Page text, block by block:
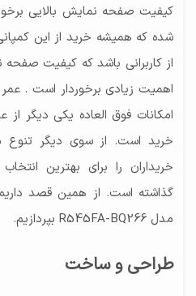
گیگابایت حافظه از نوع SSD
تا 2 گیگاهرتز
تعداد رشته (Thread)
2
کیفیت صفحه نمایش بالایی
شده که همیشه خرید از این
از کاربرانی باشد که کیفیت
اهمیت زیادی برخوردار است . عمر
امکانات فوق العاده یکی دیگر
خرید است. از سوی دیگر
خریداران را برای بهترین
گذاشته است. از همین قصد
مدل R545FA-BQ266 بپردازیم.
طراحی و ساخت